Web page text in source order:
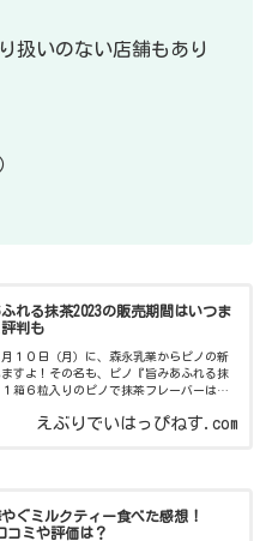
いのない店舗もあり
れる抹茶2023の販売期間はいつま
判も
１０日（月）に、森永乳業からピノの新
すよ！その名も、ピノ『旨みあふれる抹
箱６粒入りのピノで抹茶フレーバーは３
ていましたよ。表面をコーティ
えぶりでいはっぴねす.com
ぐミルクティー食べた感想！
ミや評価は？